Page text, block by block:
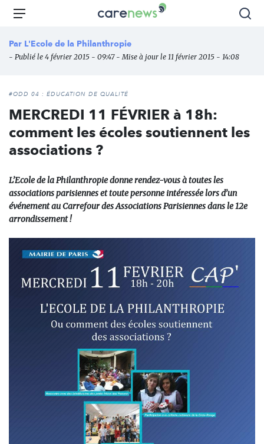
Aller
principal
Carenews,
média
des
l'engagement
Menu
Par L'Ecole de la Philanthropie
- Publié le 4 février 2015 - 09:47 - Mise à jour le 11 février 2015 - 14:08
#ODD 04 : ÉDUCATION DE QUALITÉ
MERCREDI 11 FÉVRIER à 18h:
comment les écoles soutiennent les
associations ?
L’Ecole de la Philanthropie donne rendez-vous à toutes les
associations parisiennes et toute personne intéressée lors d’un
événement au Carrefour des Associations Parisiennes dans le 12e
arrondissement !